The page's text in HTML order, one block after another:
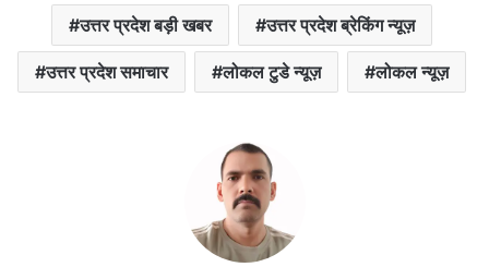
उत्तर प्रदेश बड़ी खबर उत्तर प्रदेश ब्रेकिंग न्यूज़
उत्तर प्रदेश समाचार लोकल टुडे न्यूज़ लोकल न्यूज़